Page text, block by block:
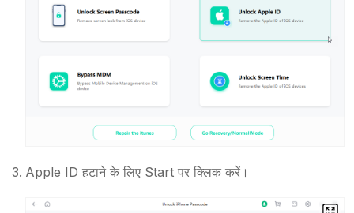
Apple ID हटाने के लिए Start पर क्लिक करें।